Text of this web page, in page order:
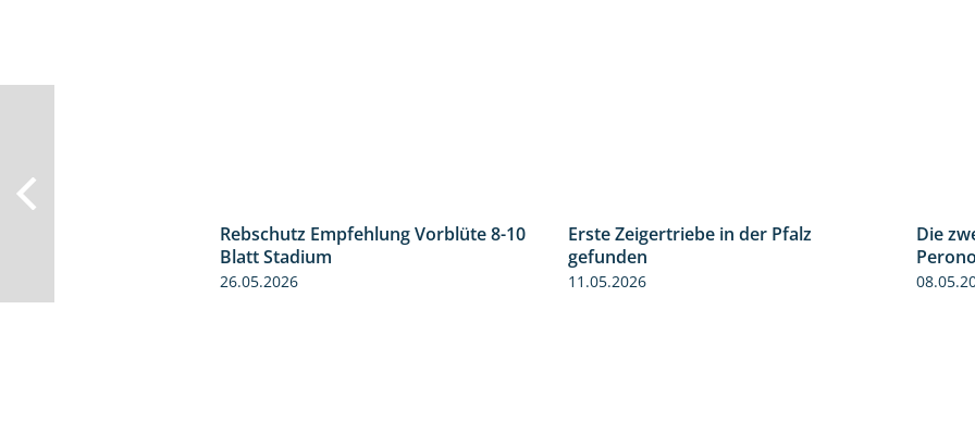
Rebschutz Empfehlung Vorblüte 8-10
Blatt Stadium
26.05.2026
Erste Zeigertriebe in der Pfalz
gefunden
11.05.2026
Die